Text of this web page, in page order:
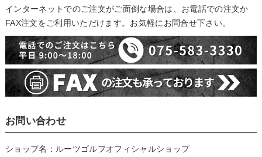
インターネットでのご注文がご面倒な場合は、お電話での注文か
FAX注文をご利用いただけます。お気軽にお問合せ下さい。
お問い合わせ
ショップ名：ルーツゴルフオフィシャルショップ